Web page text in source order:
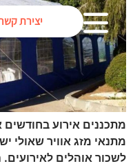
יצירת
מתכננים אירוע
מתנאי מזג אוויר שאולי
לשכור אוהלים